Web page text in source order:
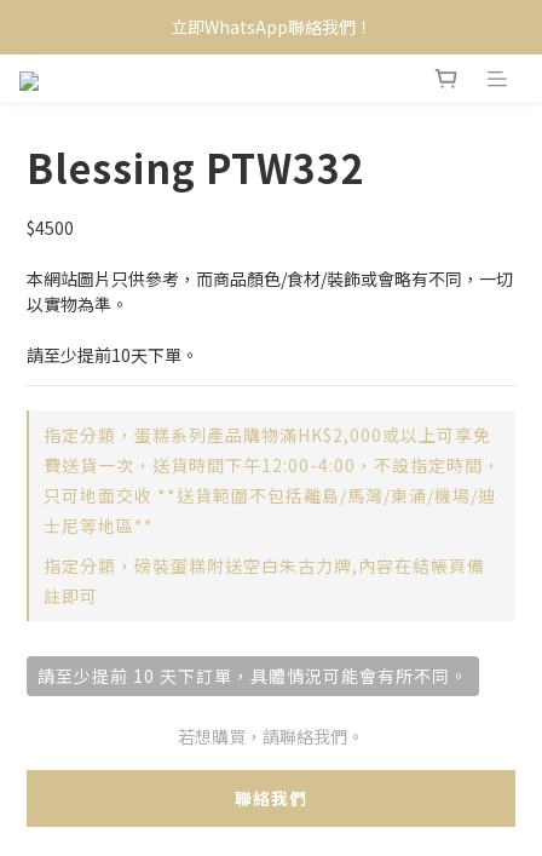
立即WhatsApp聯絡我們！
Blessing PTW332
$4500
本網站圖片只供參考，而商品顏色/食材/裝飾或會略有不同，一切
以實物為準。
請至少提前10天下單。
指定分類，蛋糕系列產品購物滿HK$2,000或以上可享免
費送貨一次，送貨時間下午12:00-4:00，不設指定時間，
只可地面交收 **送貨範圍不包括離島/馬灣/東涌/機場/迪
士尼等地區**
指定分類，磅裝蛋糕附送空白朱古力牌,內容在結帳頁備
註即可
請至少提前 10 天下訂單，具體情況可能會有所不同。
若想購買，請聯絡我們。
聯絡我們